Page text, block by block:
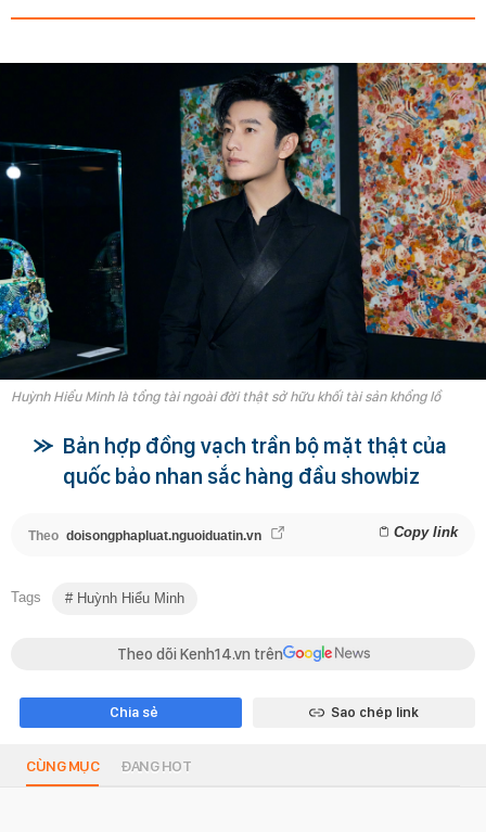
Huỳnh Hiểu Minh là tổng tài ngoài đời thật sở hữu khối tài sản khổng lồ
Bản hợp đồng vạch trần bộ mặt thật của
quốc bảo nhan sắc hàng đầu showbiz
Theo doisongphapluat.nguoiduatin.vn Copy link
Tags Huỳnh Hiểu Minh
Theo dõi Kenh14.vn trên
Chia sẻ Sao chép link
CÙNG MỤC ĐANG HOT